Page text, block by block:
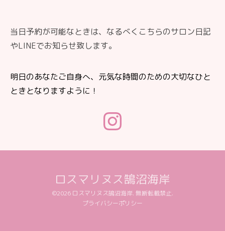
当日予約が可能なときは、なるべくこちらのサロン日記
やLINEでお知らせ致します。
明日のあなたご自身へ、元気な時間のための大切なひと
ときとなりますように！
ロスマリヌス鵠沼海岸
©2026 ロスマリヌス鵠沼海岸. 無断転載禁止.
プライバシーポリシー